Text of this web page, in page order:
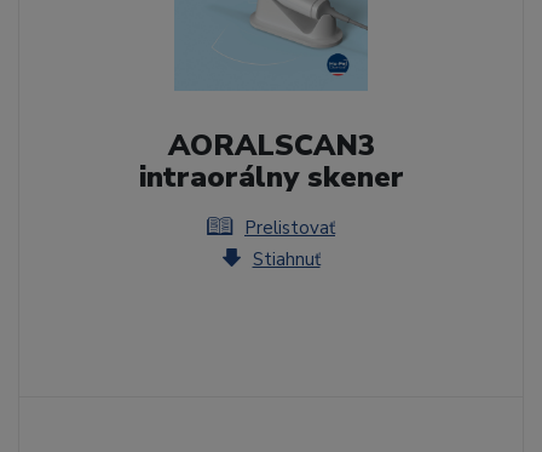
AORALSCAN3
intraorálny skener
Prelistovať
Stiahnuť